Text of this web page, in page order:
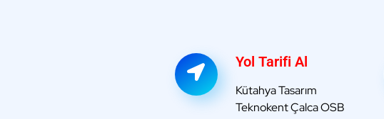
Yol Tarifi Al
Kütahya Tasarım
Teknokent Çalca OSB